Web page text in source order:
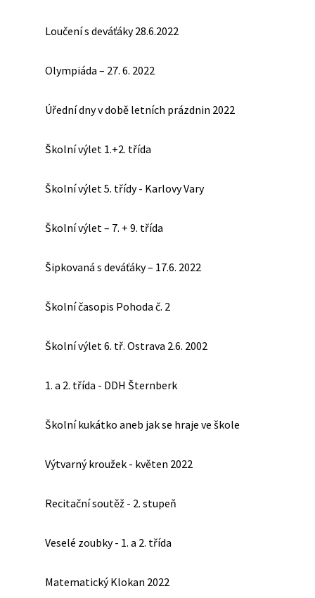
Loučení s deváťáky 28.6.2022
Olympiáda – 27. 6. 2022
Úřední dny v době letních prázdnin 2022
Školní výlet 1.+2. třída
Školní výlet 5. třídy - Karlovy Vary
Školní výlet – 7. + 9. třída
Šipkovaná s deváťáky – 17.6. 2022
Školní časopis Pohoda č. 2
Školní výlet 6. tř. Ostrava 2.6. 2002
1. a 2. třída - DDH Šternberk
Školní kukátko aneb jak se hraje ve škole
Výtvarný kroužek - květen 2022
Recitační soutěž - 2. stupeň
Veselé zoubky - 1. a 2. třída
Matematický Klokan 2022